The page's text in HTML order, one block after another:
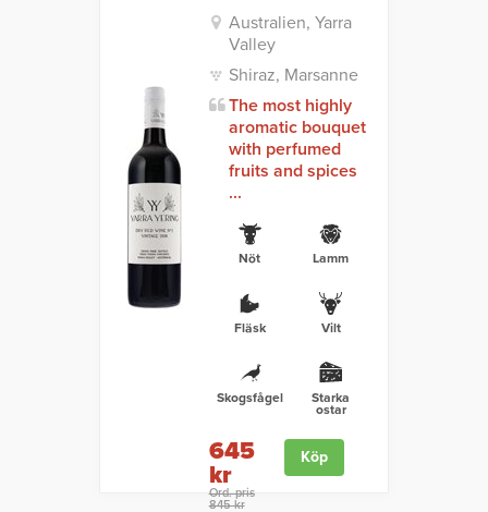
Australien, Yarra
Valley
Shiraz, Marsanne
The most highly
aromatic bouquet
with perfumed
fruits and spices
...
Nöt Lamm
Fläsk Vilt
Skogsfågel Starka
ostar
645
kr
Ord. pris
845 kr
Köp